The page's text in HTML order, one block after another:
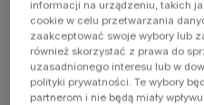
occurred
(see the
browser
informacji na urządzeniu, takich
cookie w celu przetwarzania
zaakceptować swoje wybory lub
również skorzystać z prawa do
uzasadnionego interesu lub w
polityki prywatności. Te wybory
partnerom i nie będą miały